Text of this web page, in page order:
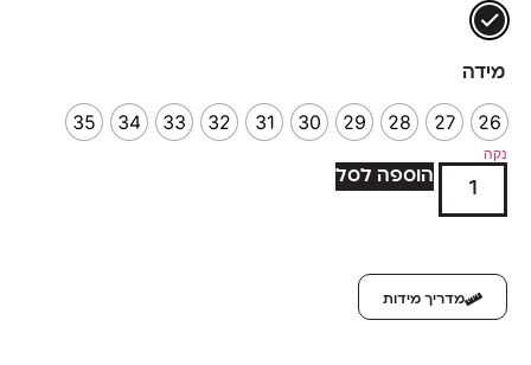
מידה
26
27
28
29
30
31
32
33
34
35
נקה
הוספה לסל
מדריך מידות